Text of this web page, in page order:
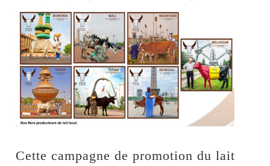
Cette campagne de promotion du lait